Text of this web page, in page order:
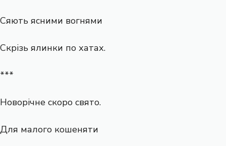
Сяють ясними вогнями
Скрізь ялинки по хатах.
***
Новорічне скоро свято.
Для малого кошеняти